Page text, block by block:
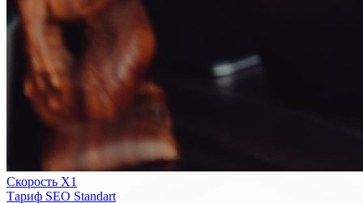
Скорость Х1
Тариф SEO Standart